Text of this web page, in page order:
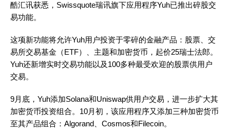
酷汇讯获悉，Swissquote瑞讯旗下应用程序Yuh已推出碎股交
易功能。
这项新功能将允许Yuh用户投资于零碎的金融产品：股票、交
易所交易基金（ETF）、主题和加密货币，起价25瑞士法郎。
Yuh还新增实时交易功能以及100多种最受欢迎的股票供用户
交易。
9月底，Yuh添加Solana和Uniswap供用户交易，进一步扩大其
加密货币投资组合。10月初，该应用程序又添加三种加密货币
至其产品组合：Algorand、Cosmos和Filecoin。